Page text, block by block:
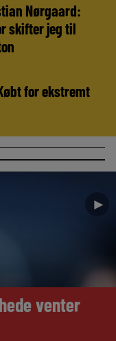
Nørgaard:
skifter jeg til
for ekstremt
►
venter